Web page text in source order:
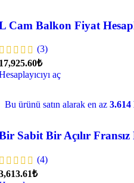
Cam Balkon Fiyat
(3)
aç
Bu ürünü satın alarak en az 3.614
Sabit Bir Açılır
(4)